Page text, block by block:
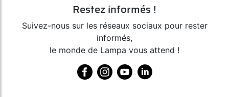
Restez informés !
Suivez-nous sur les réseaux sociaux pour rester
informés,
le monde de Lampa vous attend !